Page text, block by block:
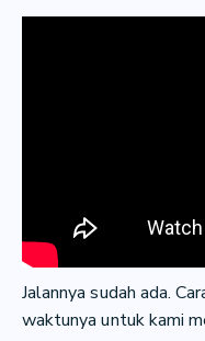
Jalannya sudah ada.
waktunya untuk kami